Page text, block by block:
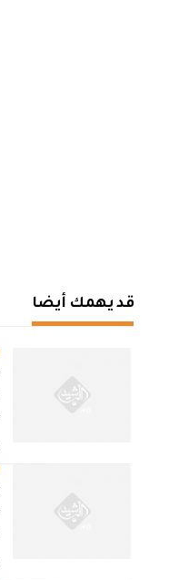
قد يهمك أيضا